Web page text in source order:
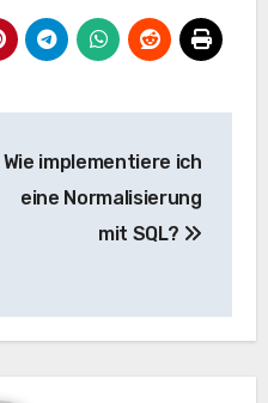
Wie implementiere ich
eine Normalisierung
mit SQL?